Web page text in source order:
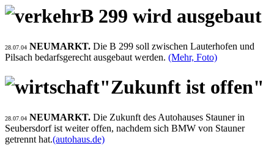
B 299 wird ausgebaut
28.07.04 NEUMARKT. Die B 299 soll zwischen Lauterhofen und
Pilsach bedarfsgerecht ausgebaut werden. (Mehr, Foto)
"Zukunft ist offen"
28.07.04 NEUMARKT. Die Zukunft des Autohauses Stauner in
Seubersdorf ist weiter offen, nachdem sich BMW von Stauner
getrennt hat.(autohaus.de)